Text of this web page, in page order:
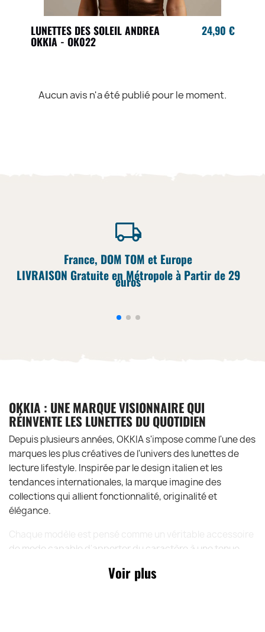
LUNETTES DES SOLEIL ANDREA
OKKIA - OK022
24,90 €
Aucun avis n'a été publié pour le moment.
France, DOM TOM et Europe
LIVRAISON Gratuite en Métropole à Partir de 29
euros
OKKIA : UNE MARQUE VISIONNAIRE QUI
RÉINVENTE LES LUNETTES DU QUOTIDIEN
Depuis plusieurs années, OKKIA s'impose comme l'une des
marques les plus créatives de l'univers des lunettes de
lecture lifestyle. Inspirée par le design italien et les
tendances internationales, la marque imagine des
collections qui allient fonctionnalité, originalité et
élégance.
de mode capable d'apporter du caractère à une tenue
collection Classic Okkia, la marque revisite les grands
Voir plus